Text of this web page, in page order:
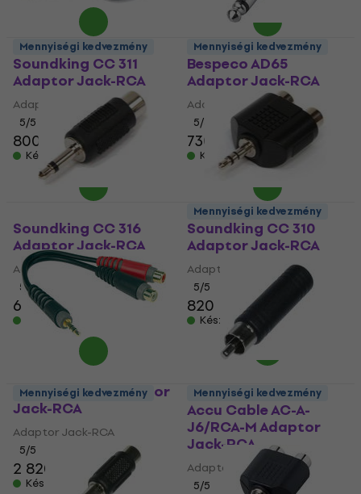
Soundking CC 311
Adaptor Jack-RCA
Adaptor Jack-RCA
5/5
800 Ft
Készleten
Bespeco AD65
Adaptor Jack-RCA
Adaptor Jack-RCA
5/5
730 Ft
Készleten
Mennyiségi kedvezmény
Soundking CC 316
Adaptor Jack-RCA
Adaptor Jack-RCA
5/5
620 Ft
Készleten
Mennyiségi kedvezmény
Soundking CC 310
Adaptor Jack-RCA
Adaptor Jack-RCA
5/5
820 Ft
Készleten
Klotz AYS-4 Y Adaptor
Jack-RCA
Adaptor Jack-RCA
5/5
2 820 Ft
Készleten
Mennyiségi kedvezmény
Accu Cable AC-A-
J6/RCA-M Adaptor
Jack-RCA
Adaptor Jack-RCA
5/5
Mennyiségi kedvezmény Mennyiségi kedvezmény